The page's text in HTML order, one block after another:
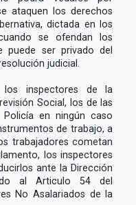
ataquen los derechos
dictada en los
se ofendan los
puede ser privado del
judicial.
los inspectores de la
Social, los de las
en ningún caso
de trabajo, a
trabajadores cometan
los inspectores
ante la Dirección
al Articulo 54 del
No Asalariados de la